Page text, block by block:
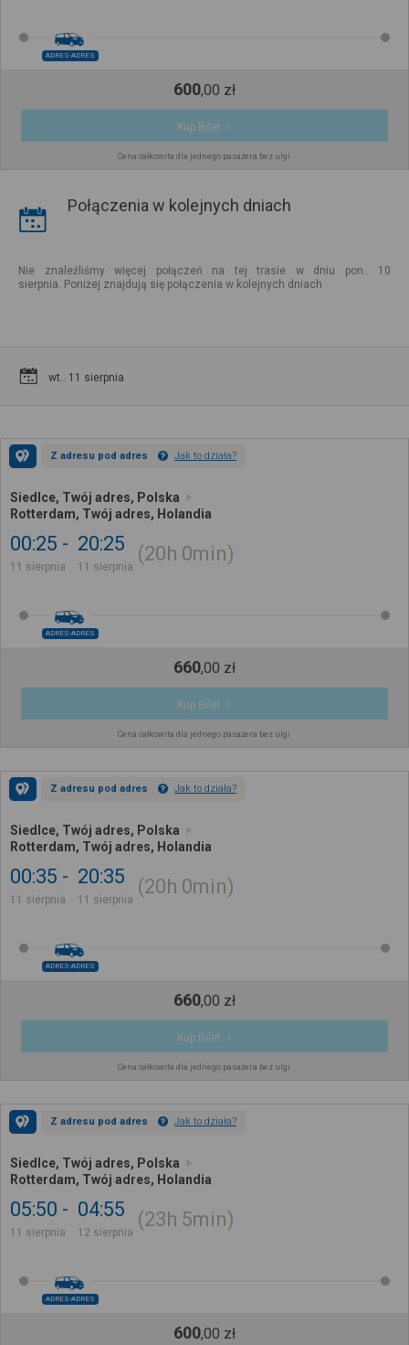
ADRES-ADRES
600,00 zł
Kup Bilet
Cena całkowita dla jednego pasażera bez ulgi
Połączenia w kolejnych dniach
Nie znaleźliśmy więcej połączeń na tej trasie w dniu pon.. 10
sierpnia. Poniżej znajdują się połączenia w kolejnych dniach
wt.. 11 sierpnia
Z adresu pod adres Jak to działa?
Siedlce, Twój adres, Polska
Rotterdam, Twój adres, Holandia
00:25
11 sierpnia
20:25
11 sierpnia
20h 0min
ADRES-ADRES
660,00 zł
Kup Bilet
Cena całkowita dla jednego pasażera bez ulgi
Z adresu pod adres Jak to działa?
Siedlce, Twój adres, Polska
Rotterdam, Twój adres, Holandia
00:35
11 sierpnia
20:35
11 sierpnia
20h 0min
ADRES-ADRES
660,00 zł
Kup Bilet
Cena całkowita dla jednego pasażera bez ulgi
Z adresu pod adres Jak to działa?
Siedlce, Twój adres, Polska
Rotterdam, Twój adres, Holandia
05:50
11 sierpnia
04:55
12 sierpnia
23h 5min
ADRES-ADRES
600,00 zł